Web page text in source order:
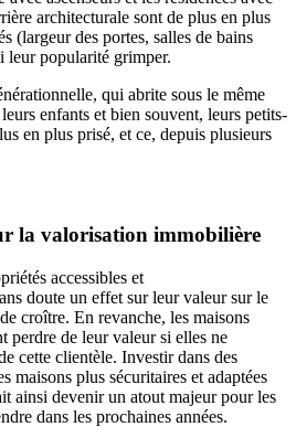
architecturale sont de plus en plus
(largeur des portes, salles de bains
leur popularité grimper.
qui abrite sous le même
enfants et bien souvent, leurs petits-
en plus prisé, et ce, depuis plusieurs
la valorisation immobilière
accessibles et
doute un effet sur leur valeur sur le
croître. En revanche, les maisons
perdre de leur valeur si elles ne
cette clientèle. Investir dans des
maisons plus sécuritaires et adaptées
ainsi devenir un atout majeur pour les
dans les prochaines années.